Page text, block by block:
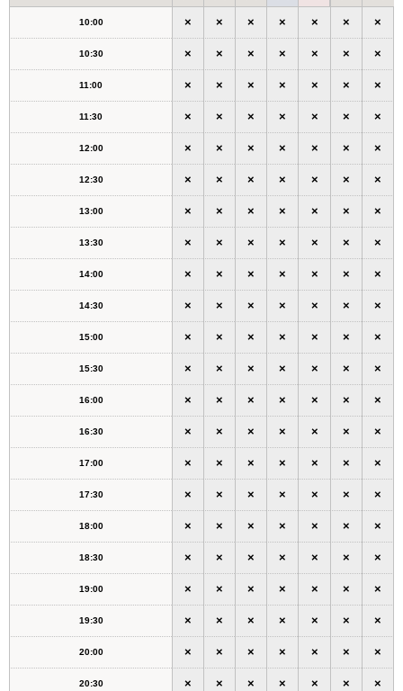
10:00 × × × × × × ×
10:30 × × × × × × ×
11:00 × × × × × × ×
11:30 × × × × × × ×
12:00 × × × × × × ×
12:30 × × × × × × ×
13:00 × × × × × × ×
13:30 × × × × × × ×
14:00 × × × × × × ×
14:30 × × × × × × ×
15:00 × × × × × × ×
15:30 × × × × × × ×
16:00 × × × × × × ×
16:30 × × × × × × ×
17:00 × × × × × × ×
17:30 × × × × × × ×
18:00 × × × × × × ×
18:30 × × × × × × ×
19:00 × × × × × × ×
19:30 × × × × × × ×
20:00 × × × × × × ×
20:30 × × × × × × ×